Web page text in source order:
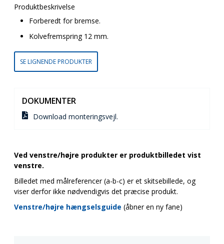
Produktbeskrivelse
Forberedt for bremse.
Kolvefremspring 12 mm.
SE LIGNENDE PRODUKTER
DOKUMENTER
Download monteringsvejl.
Ved venstre/højre produkter er produktbilledet vist
venstre.
Billedet med målreferencer (a-b-c) er et skitsebillede, og
viser derfor ikke nødvendigvis det præcise produkt.
Venstre/højre hængselsguide (åbner en ny fane)